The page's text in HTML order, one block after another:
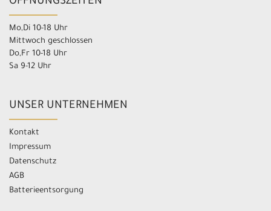
Mo,Di 10-18 Uhr
Mittwoch geschlossen
Do,Fr 10-18 Uhr
Sa 9-12 Uhr
UNSER UNTERNEHMEN
Kontakt
Impressum
Datenschutz
AGB
Batterieentsorgung